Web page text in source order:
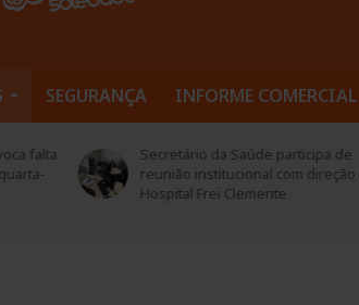
SEGURANÇA INFORME COMERCIAL
de
do
Curso de Técnicas de Manutenção
em Mecânica Industrial inicia em
Soledade